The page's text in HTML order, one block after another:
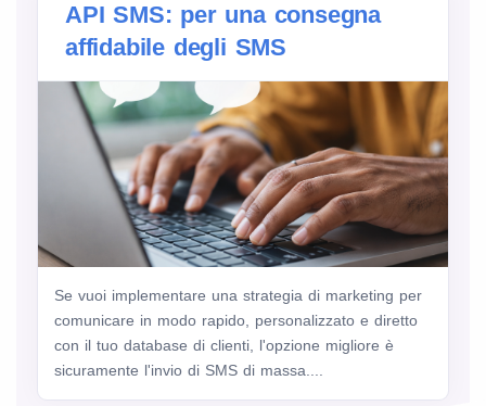
API SMS: per una consegna
affidabile degli SMS
Se vuoi implementare una strategia di marketing per
comunicare in modo rapido, personalizzato e diretto
con il tuo database di clienti, l'opzione migliore è
sicuramente l'invio di SMS di massa....